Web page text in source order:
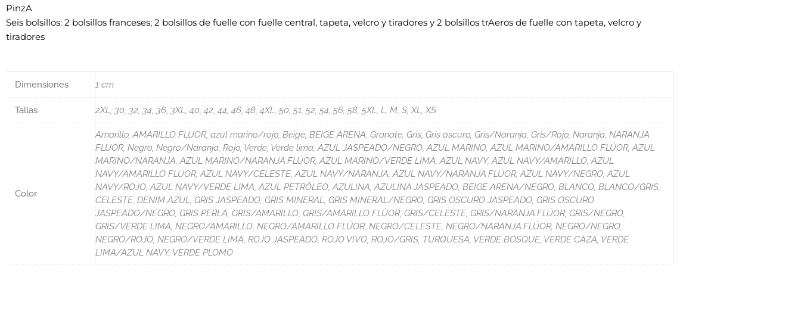
PinzA
Seis bolsillos: 2 bolsillos franceses; 2 bolsillos de fuelle con fuelle central, tapeta, velcro y tiradores y 2 bolsillos trAeros de fuelle con tapeta, velcro y
tiradores
Dimensiones 1 cm
Tallas 2XL, 30, 32, 34, 36, 3XL, 40, 42, 44, 46, 48, 4XL, 50, 51, 52, 54, 56, 58, 5XL, L, M, S, XL, XS
Color
Amarillo, AMARILLO FLUOR, azul marino/rojo, Beige, BEIGE ARENA, Granate, Gris, Gris oscuro, Gris/Naranja, Gris/Rojo, Naranja, NARANJA
FLUOR, Negro, Negro/Naranja, Rojo, Verde, Verde lima, AZUL JASPEADO/NEGRO, AZUL MARINO, AZUL MARINO/AMARILLO FLÚOR, AZUL
MARINO/NARANJA, AZUL MARINO/NARANJA FLÚOR, AZUL MARINO/VERDE LIMA, AZUL NAVY, AZUL NAVY/AMARILLO, AZUL
NAVY/AMARILLO FLÚOR, AZUL NAVY/CELESTE, AZUL NAVY/NARANJA, AZUL NAVY/NARANJA FLÚOR, AZUL NAVY/NEGRO, AZUL
NAVY/ROJO, AZUL NAVY/VERDE LIMA, AZUL PETRÓLEO, AZULINA, AZULINA JASPEADO, BEIGE ARENA/NEGRO, BLANCO, BLANCO/GRIS,
CELESTE, DENIM AZUL, GRIS JASPEADO, GRIS MINERAL, GRIS MINERAL/NEGRO, GRIS OSCURO JASPEADO, GRIS OSCURO
JASPEADO/NEGRO, GRIS PERLA, GRIS/AMARILLO, GRIS/AMARILLO FLÚOR, GRIS/CELESTE, GRIS/NARANJA FLÚOR, GRIS/NEGRO,
GRIS/VERDE LIMA, NEGRO/AMARILLO, NEGRO/AMARILLO FLÚOR, NEGRO/CELESTE, NEGRO/NARANJA FLÚOR, NEGRO/NEGRO,
NEGRO/ROJO, NEGRO/VERDE LIMA, ROJO JASPEADO, ROJO VIVO, ROJO/GRIS, TURQUESA, VERDE BOSQUE, VERDE CAZA, VERDE
LIMA/AZUL NAVY, VERDE PLOMO